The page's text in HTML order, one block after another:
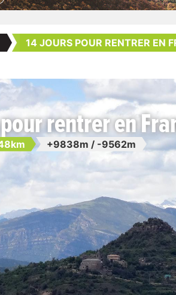
14 JOURS POUR RENTRER EN
rentrer en
+9838m / -9562m